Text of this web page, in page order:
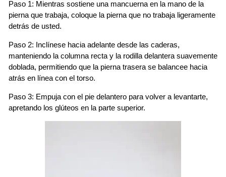
Paso 1: Mientras sostiene una mancuerna en la mano de la
pierna que trabaja, coloque la pierna que no trabaja ligeramente
detrás de usted.
Paso 2: Inclínese hacia adelante desde las caderas,
manteniendo la columna recta y la rodilla delantera suavemente
doblada, permitiendo que la pierna trasera se balancee hacia
atrás en línea con el torso.
Paso 3: Empuja con el pie delantero para volver a levantarte,
apretando los glúteos en la parte superior.